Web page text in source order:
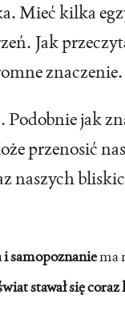
Mieć kilka
Jak
znaczenie.
jak
przenosić
naszych
i samopoznaniema
stawał się